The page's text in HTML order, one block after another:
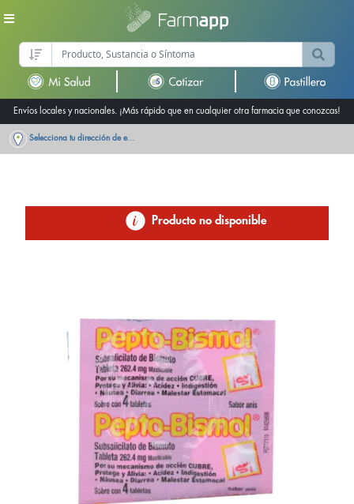
Envíos locales y nacionales. ¡Más rápido que en cualquier otra farmacia que conozcas!
Selecciona tu dirección de entrega
Producto no disponible